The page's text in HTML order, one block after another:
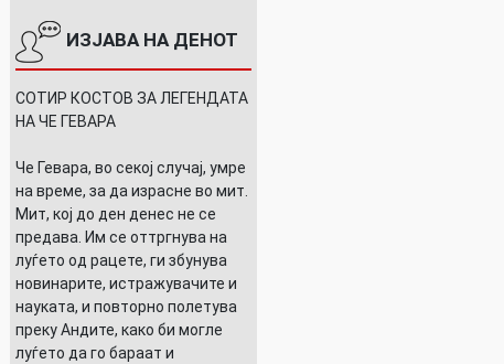
ИЗЈАВА НА ДЕНОТ
СОТИР КОСТОВ ЗА ЛЕГЕНДАТА
НА ЧЕ ГЕВАРА
Че Гевара, во секој случај, умре
на време, за да израсне во мит.
Мит, кој до ден денес не се
предава. Им се оттргнува на
луѓето од рацете, ги збунува
новинарите, истражувачите и
науката, и повторно полетува
преку Андите, како би могле
луѓето да го бараат и